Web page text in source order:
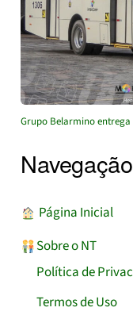
Grupo Belarmino entrega
Navegação
︎ Página Inicial
Sobre o NT
Política de
Termos de Uso